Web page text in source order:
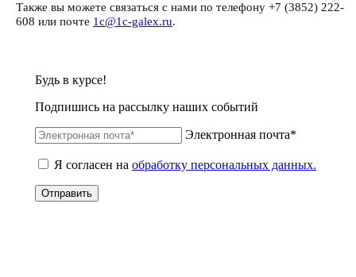
Также вы можете связаться с нами по телефону +7 (3852) 222-
608 или почте 1c@1c-galex.ru.
Будь в курсе!
Подпишись на рассылку наших событий
Электронная почта*
Я согласен на обработку персональных данных.
Отправить